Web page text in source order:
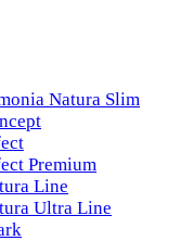
Natura Slim
Premium
Line
Ultra Line